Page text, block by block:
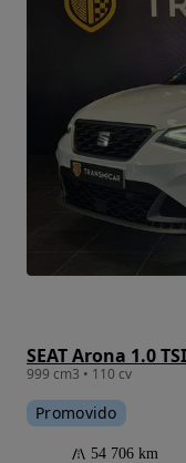
SEAT Arona 1.0
999 cm3 • 110 cv
Promovido
54 706 km